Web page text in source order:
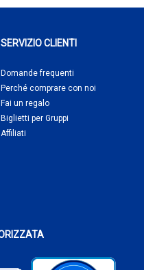
SERVIZIO CLIENTI
Domande frequenti
Perché comprare con noi
Fai un regalo
Biglietti per Gruppi
Affiliati